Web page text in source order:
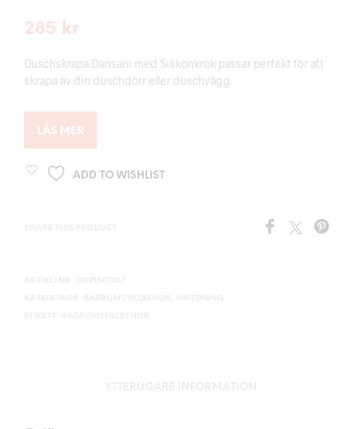
285 kr
Duschskrapa Dansani med Silikonkrok passar perfekt för att
skrapa av din duschdörr eller duschvägg.
LÄS MER
ADD TO WISHLIST